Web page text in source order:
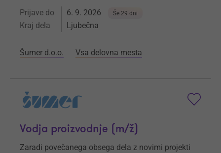
Prijave do 6. 9. 2026 Še 29 dni
Kraj dela Ljubečna
Šumer d.o.o. Vsa delovna mesta
Vodja proizvodnje (m/ž)
Zaradi povečanega obsega dela z novimi projekti